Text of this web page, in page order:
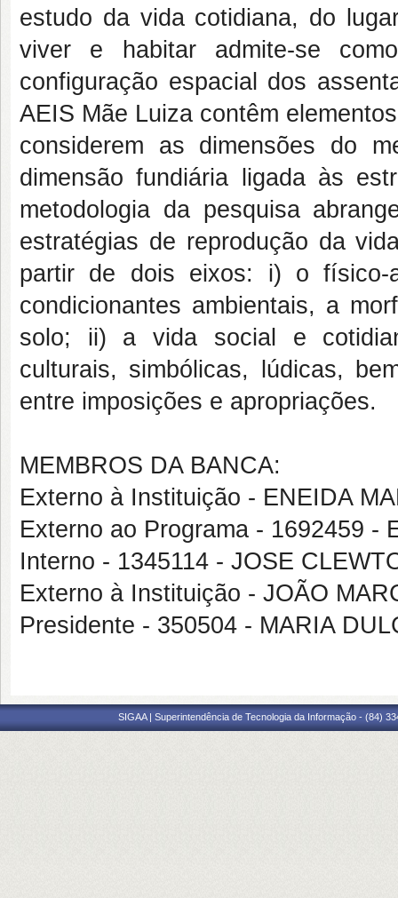
estudo da vida cotidiana, do
viver e habitar admite-se
configuração espacial dos
AEIS Mãe Luiza contêm
considerem as dimensões do
dimensão fundiária ligada às
metodologia da pesquisa
estratégias de reprodução da
partir de dois eixos: i) o físico-
condicionantes ambientais, a
solo; ii) a vida social e
culturais, simbólicas, lúdicas,
entre imposições e apropriações.
MEMBROS DA BANCA:
Externo à Instituição - ENEIDA
Externo ao Programa - 1692459 -
Interno - 1345114 - JOSE
Externo à Instituição - JOÃO
Presidente - 350504 - MARIA
SIGAA | Superintendência de Tecnologia da Informação - (84)